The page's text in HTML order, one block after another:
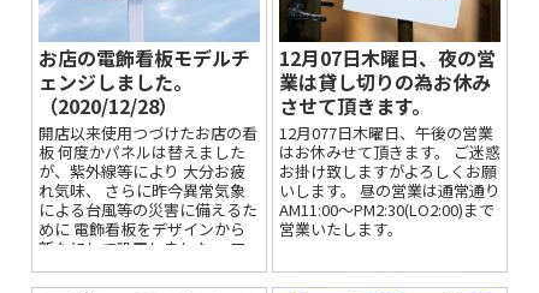
お店の電飾看板モデルチ
ェンジしました。
（2020/12/28）
開店以来使用つづけたお店の看
板 何度かパネルは替えました
が、紫外線等により 大分お疲
れ気味、 さらに昨今異常気象
による台風等の災害に備えるた
めに 電飾看板をデザインから
新たにして設置しました。 ア
ク...
12月07日木曜日、夜の営
業は貸し切りの為お休み
させて頂きます。
12月077日木曜日、午後の営業
はお休みせて頂きます。 ご迷惑
お掛け致しますがよろしくお願
いします。 昼の営業は通常通り
AM11:00～PM2:30(LO2:00)まで
営業いたします。